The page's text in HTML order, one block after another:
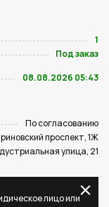
1
Под заказ
08.08.2026 05:43
По согласованию
проспект, 1Ж
улица, 21
лицо или